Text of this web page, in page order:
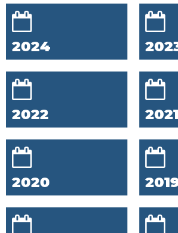
2024
2022 2021
2020